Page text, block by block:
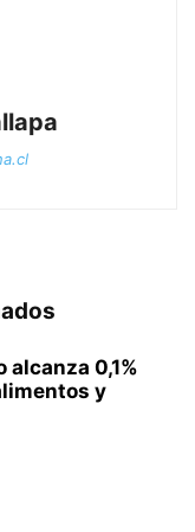
0,1%
y